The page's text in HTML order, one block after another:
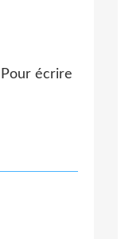
écrire